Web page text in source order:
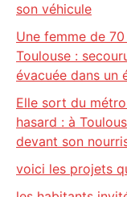
son véhicule
Une femme de
Toulouse :
évacuée dans un
Elle sort du
hasard : à
devant son
voici les projets